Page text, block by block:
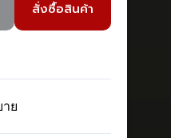
สั่งซื้อสินค้า
ย